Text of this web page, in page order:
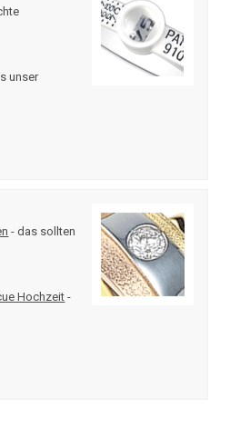
unser
- das sollten
Hochzeit -